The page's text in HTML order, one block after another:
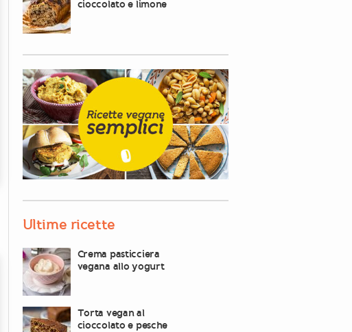
cioccolato e limone
Ultime ricette
Crema pasticciera
vegana allo yogurt
Torta vegan al
cioccolato e pesche